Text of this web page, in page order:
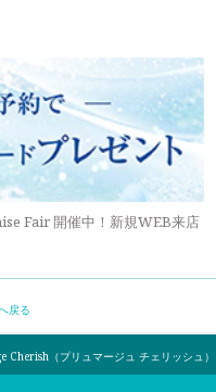
Fair 開催中！新規WEB来店
戻る
Cherish（プリュマージュ チェリッシュ）